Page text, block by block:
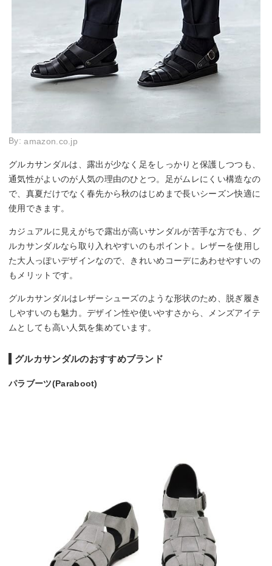
By:amazon.co.jp
グルカサンダルは、露出が少なく足をしっかりと保護しつつも、
通気性がよいのが人気の理由のひとつ。足がムレにくい構造なの
で、真夏だけでなく春先から秋のはじめまで長いシーズン快適に
使用できます。
カジュアルに見えがちで露出が高いサンダルが苦手な方でも、グ
ルカサンダルなら取り入れやすいのもポイント。レザーを使用し
た大人っぽいデザインなので、きれいめコーデにあわせやすいの
もメリットです。
グルカサンダルはレザーシューズのような形状のため、脱ぎ履き
しやすいのも魅力。デザイン性や使いやすさから、メンズアイテ
ムとしても高い人気を集めています。
グルカサンダルのおすすめブランド
パラブーツ(Paraboot)